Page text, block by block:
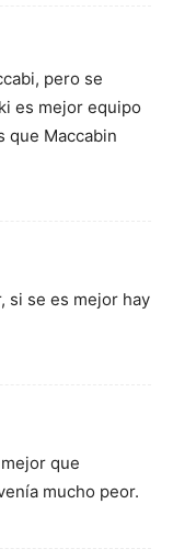
pero se
es mejor equipo
que Maccabin
si se es mejor hay
que
mucho peor.